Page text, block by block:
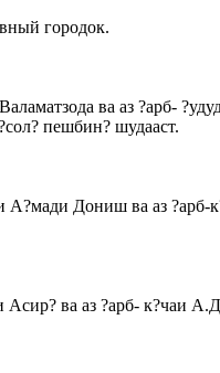
городок.
ва аз ?арб-
пешбин? шудааст.
Дониш ва аз
ва аз ?арб- к?чаи